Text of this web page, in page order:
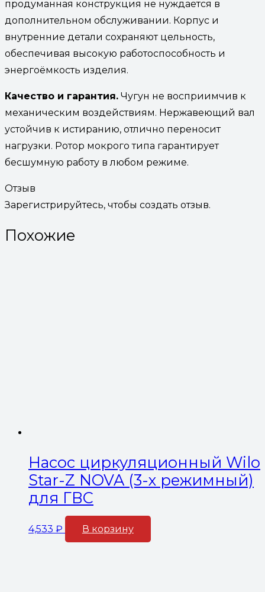
продуманная конструкция не нуждается в
дополнительном обслуживании. Корпус и
внутренние детали сохраняют цельность,
обеспечивая высокую работоспособность и
энергоёмкость изделия.
Качество и гарантия. Чугун не восприимчив к
механическим воздействиям. Нержавеющий вал
устойчив к истиранию, отлично переносит
нагрузки. Ротор мокрого типа гарантирует
бесшумную работу в любом режиме.
Отзыв
Зарегистрируйтесь, чтобы создать отзыв.
Похожие
Насос циркуляционный Wilo
Star-Z NOVA (3-х режимный)
для ГВС
4,533 ₽ В корзину